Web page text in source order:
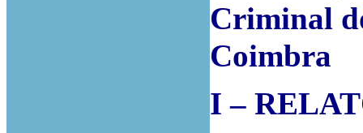
Criminal
Coimbra
I –